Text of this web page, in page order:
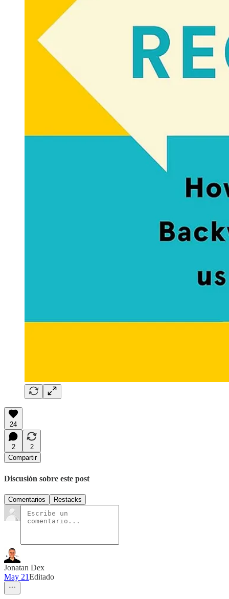
24
2
2
Compartir
Discusión sobre este post
Comentarios Restacks
Jonatan Dex
May 21Editado